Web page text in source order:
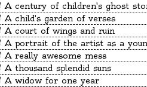
A century of children's ghost stories :
A child's garden of verses
A court of wings and ruin
A portrait of the artist as a
A really awesome mess
A thousand splendid suns
A widow for one year